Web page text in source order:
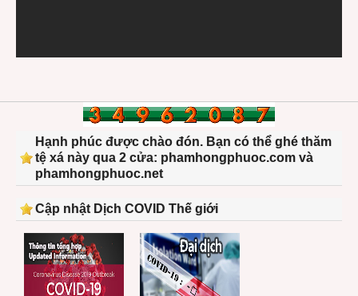
Hạnh phúc được chào đón. Bạn có thể ghé thăm
tệ xá này qua 2 cửa: phamhongphuoc.com và
phamhongphuoc.net
Cập nhật Dịch COVID Thế giới